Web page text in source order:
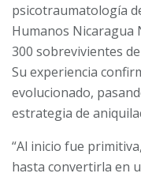
psicotraumatología
Humanos Nicaragua
300 sobrevivientes
Su experiencia
evolucionado,
estrategia de
“Al inicio fue
hasta convertirla en